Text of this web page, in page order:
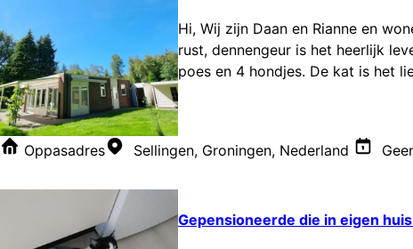
Hi, Wij zijn Daan en Rianne en
rust, dennengeur is het heerlijk
poes en 4 hondjes. De kat is het
Oppasadres Sellingen, Groningen, Nederland
Gepensioneerde die in eigen